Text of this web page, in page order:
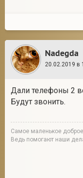
Nadegda
20.02.2019 в
Дали телефоны 2
Будут звонить.
Cамое маленькое
Ведь помогают наши